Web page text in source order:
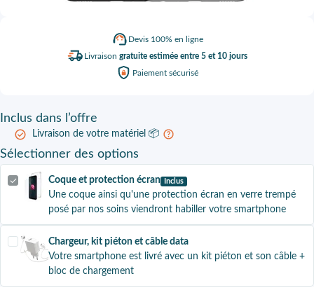
Devis 100% en ligne
Livraison gratuite estimée entre 5 et 10 jours
Paiement sécurisé
Inclus dans l’offre
Livraison de votre matériel 📦
Sélectionner des options
Coque et protection écran Inclus
Une coque ainsi qu'une protection écran en verre trempé
posé par nos soins viendront habiller votre smartphone
Chargeur, kit piéton et câble data
Votre smartphone est livré avec un kit piéton et son câble +
bloc de chargement